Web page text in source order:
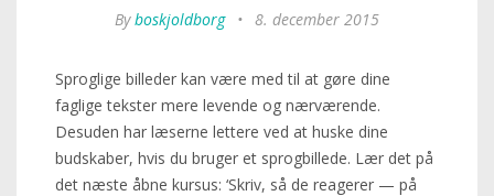
Byboskjoldborg • 8. december 2015
Sproglige billeder kan være med til at gøre dine
faglige tekster mere levende og nærværende.
Desuden har læserne lettere ved at huske dine
budskaber, hvis du bruger et sprogbillede. Lær det på
det næste åbne kursus: ‘Skriv, så de reagerer — på